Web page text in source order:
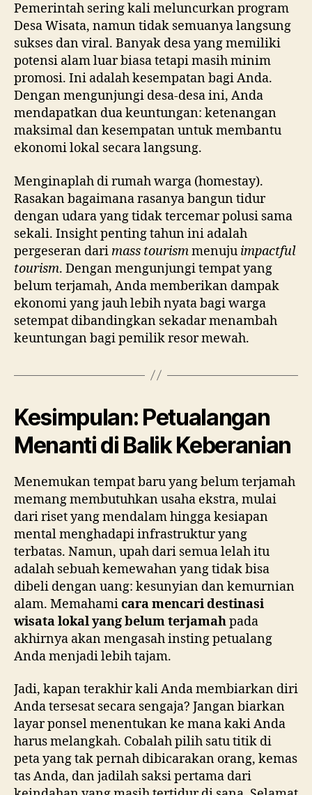
Pemerintah sering kali meluncurkan program
Desa Wisata, namun tidak semuanya langsung
sukses dan viral. Banyak desa yang memiliki
potensi alam luar biasa tetapi masih minim
promosi. Ini adalah kesempatan bagi Anda.
Dengan mengunjungi desa-desa ini, Anda
mendapatkan dua keuntungan: ketenangan
maksimal dan kesempatan untuk membantu
ekonomi lokal secara langsung.
Menginaplah di rumah warga (homestay).
Rasakan bagaimana rasanya bangun tidur
dengan udara yang tidak tercemar polusi sama
sekali. Insight penting tahun ini adalah
pergeseran darimass tourismmenuju impactful
tourism. Dengan mengunjungi tempat yang
belum terjamah, Anda memberikan dampak
ekonomi yang jauh lebih nyata bagi warga
setempat dibandingkan sekadar menambah
keuntungan bagi pemilik resor mewah.
Kesimpulan: Petualangan
Menanti di Balik Keberanian
Menemukan tempat baru yang belum terjamah
memang membutuhkan usaha ekstra, mulai
dari riset yang mendalam hingga kesiapan
mental menghadapi infrastruktur yang
terbatas. Namun, upah dari semua lelah itu
adalah sebuah kemewahan yang tidak bisa
dibeli dengan uang: kesunyian dan kemurnian
alam. Memahamicara mencari destinasi
wisata lokal yang belum terjamahpada
akhirnya akan mengasah insting petualang
Anda menjadi lebih tajam.
Jadi, kapan terakhir kali Anda membiarkan diri
Anda tersesat secara sengaja? Jangan biarkan
layar ponsel menentukan ke mana kaki Anda
harus melangkah. Cobalah pilih satu titik di
peta yang tak pernah dibicarakan orang, kemas
tas Anda, dan jadilah saksi pertama dari